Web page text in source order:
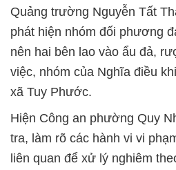
Quảng trường Nguyễn Tất
phát hiện nhóm đối phương
nên hai bên lao vào ẩu đả,
việc, nhóm của Nghĩa điều
xã Tuy Phước.
Hiện Công an phường Quy
tra, làm rõ các hành vi vi
liên quan để xử lý nghiêm